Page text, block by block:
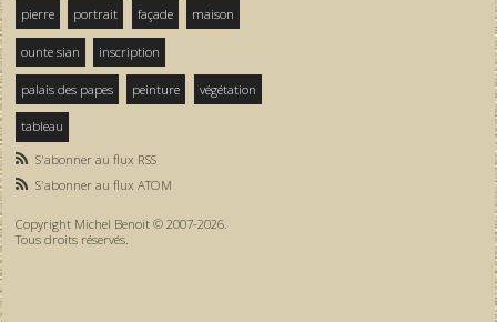
pierre portrait façade maison
ounte sian inscription
palais des papes peinture végétation
tableau
S'abonner au flux RSS
S'abonner au flux ATOM
Copyright Michel Benoit © 2007-2026.
Tous droits réservés.